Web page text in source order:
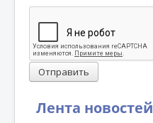
Лента новостей
Отправить